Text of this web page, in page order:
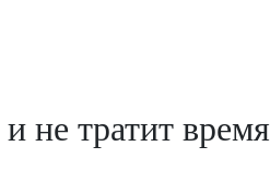
не тратит время